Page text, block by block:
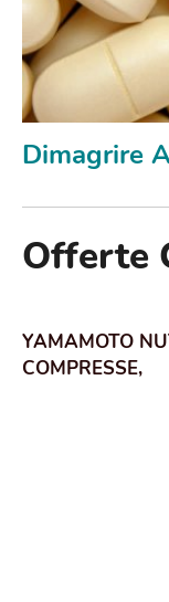
Dimagrire
Offerte
YAMAMOTO
COMPRESSE,